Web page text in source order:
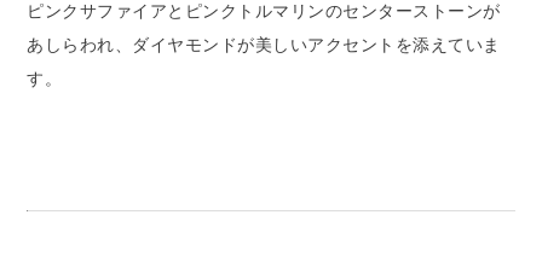
ピンクサファイアとピンクトルマリンのセンターストーンが
あしらわれ、ダイヤモンドが美しいアクセントを添えていま
す。